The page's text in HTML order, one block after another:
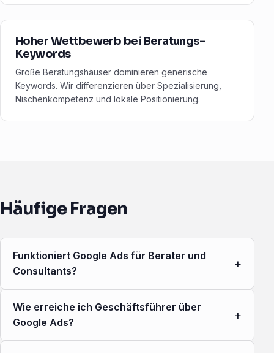
Hoher Wettbewerb bei Beratungs-
Keywords
Große Beratungshäuser dominieren generische
Keywords. Wir differenzieren über Spezialisierung,
Nischenkompetenz und lokale Positionierung.
Häufige Fragen
Funktioniert Google Ads für Berater und
Consultants?
+
Wie erreiche ich Geschäftsführer über
Google Ads?
+